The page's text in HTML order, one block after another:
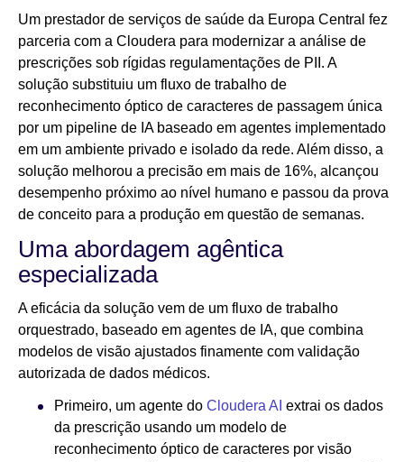
Um prestador de serviços de saúde da Europa Central fez
parceria com a Cloudera para modernizar a análise de
prescrições sob rígidas regulamentações de PII. A
solução substituiu um fluxo de trabalho de
reconhecimento óptico de caracteres de passagem única
por um pipeline de IA baseado em agentes implementado
em um ambiente privado e isolado da rede. Além disso, a
solução melhorou a precisão em mais de 16%, alcançou
desempenho próximo ao nível humano e passou da prova
de conceito para a produção em questão de semanas.
Uma abordagem agêntica
especializada
A eficácia da solução vem de um fluxo de trabalho
orquestrado, baseado em agentes de IA, que combina
modelos de visão ajustados finamente com validação
autorizada de dados médicos.
Primeiro, um agente do Cloudera AI extrai os dados
da prescrição usando um modelo de
reconhecimento óptico de caracteres por visão